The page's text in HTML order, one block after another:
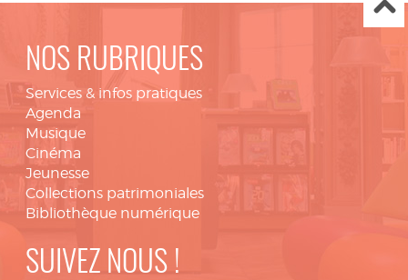
NOS RUBRIQUES
Services & infos pratiques
Agenda
Musique
Cinéma
Jeunesse
Collections patrimoniales
Bibliothèque numérique
SUIVEZ NOUS !